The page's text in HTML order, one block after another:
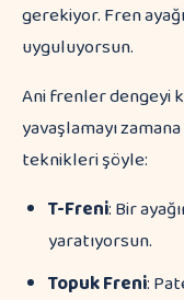
gerekiyor. Fren
uyguluyorsun.
Ani frenler dengeyi
yavaşlamayı
teknikleri şöyle:
T-Freni: Bir
yaratıyorsun.
Topuk Freni: